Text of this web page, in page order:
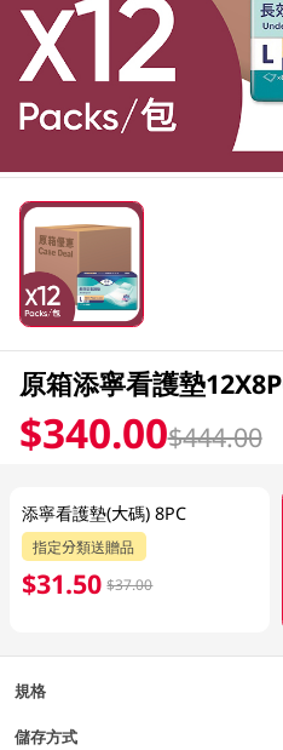
原箱添寧看護墊
$340.00$444.00
添寧看護墊(大碼) 8PC
指定分類送贈品
$31.50 $37.00
規格
儲存方式